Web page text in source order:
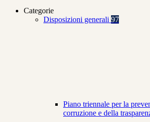
Categorie
Disposizioni generali 97
Piano triennale per la
corruzione e della